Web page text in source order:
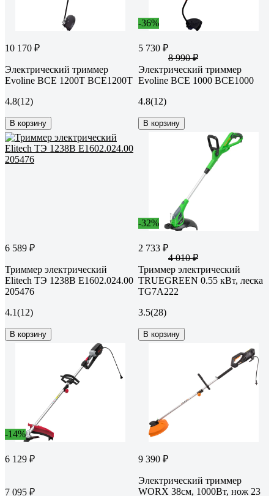
10 170 ₽
Электрический триммер
Evoline BCE 1200T BCE1200T
4.8(12)
В корзину
-36%
5 730 ₽
8 990 ₽
Электрический триммер
Evoline BCE 1000 BCE1000
4.8(12)
В корзину
6 589 ₽
Триммер электрический
Elitech ТЭ 1238В E1602.024.00
205476
4.1(12)
В корзину
-32%
2 733 ₽
4 010 ₽
Триммер электрический
TRUEGREEN 0.55 кВт, леска
TG7A222
3.5(28)
В корзину
-14%
6 129 ₽
7 095 ₽
9 390 ₽
Электрический триммер
WORX 38см, 1000Вт, нож 23